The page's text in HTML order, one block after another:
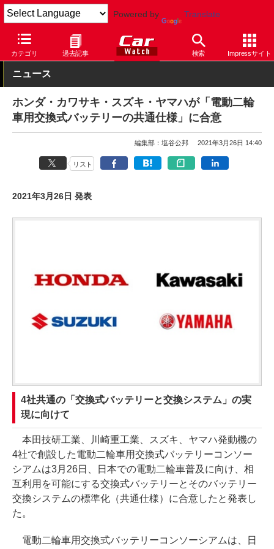
Powered by Translate
カテゴリ 過去記事 検索 Impressサイト
Car Watch モーターサイクル ホンダ
ニュース
ホンダ・カワサキ・スズキ・ヤマハが「電動二輪
車用交換式バッテリーの共通仕様」に合意
編集部：塩谷公邦 2021年3月26日 14:40
リスト
2021年3月26日 発表
4社共通の「交換式バッテリーと交換システム」の実
現に向けて
本田技研工業、川崎重工業、スズキ、ヤマハ発動機の
4社で創設した電動二輪車用交換式バッテリーコンソー
シアムは3月26日、日本での電動二輪車普及に向け、相
互利用を可能にする交換式バッテリーとそのバッテリー
交換システムの標準化（共通仕様）に合意したと発表し
た。
電動二輪車用交換式バッテリーコンソーシアムは、日